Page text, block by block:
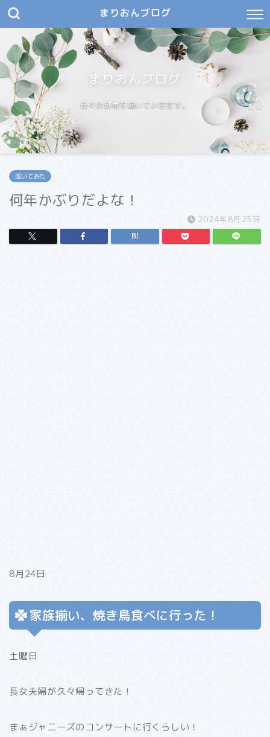
まりおんブログ
まりおんブログ
日々の日常を描いていきます。
呟いてみた
何年かぶりだよな！
2024年8月25日
8月24日
家族揃い、焼き鳥食べに行った！
土曜日
長女夫婦が久々帰ってきた！
まぁジャニーズのコンサートに行くらしい！